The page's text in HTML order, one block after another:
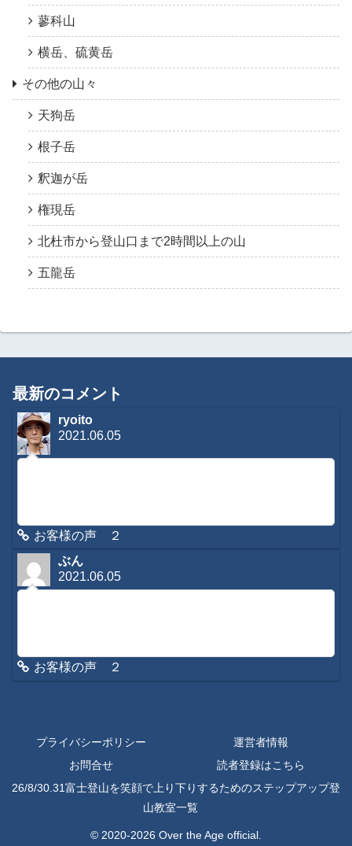
蓼科山
横岳、硫黄岳
その他の山々
天狗岳
根子岳
釈迦が岳
権現岳
北杜市から登山口まで2時間以上の山
五龍岳
最新のコメント
ryoito
2021.06.05
お客様の声 ２
ぶん
2021.06.05
お客様の声 ２
プライバシーポリシー
運営者情報
お問合せ
読者登録はこちら
26/8/30.31富士登山を笑顔で上り下りするためのステップアップ登
山教室一覧
© 2020-2026 Over the Age official.